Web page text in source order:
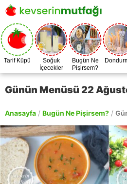
Tarif Küpü
Soğuk
İçecekler
Bugün Ne
Pişirsem?
Günün Menüsü 22
Anasayfa / Bugün Ne Pişirsem? /